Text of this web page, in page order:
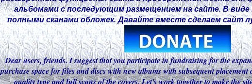
альбомами с последующим размещением на сайте. В виде
полными сканами обложек. Давайте вместе сделаем сайт
Dear users, friends. I suggest that you participate in fundraising for the
purchase space for files and discs with new albums with subsequent
quality type and full scans of the covers. Let's work together to make the